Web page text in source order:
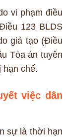
vi phạm điều
123 BLDS
giả tạo (Điều
Tòa án tuyên
hạn chế.
việc dân
sự là thời hạn